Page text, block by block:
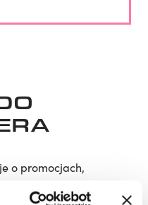
o promocjach,